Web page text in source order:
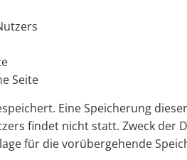
Seite
Eine Speicherung
findet nicht statt. Zweck der
für die vorübergehende